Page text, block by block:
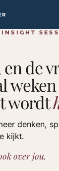
de
wordt
denken,
kijkt.
over jou.